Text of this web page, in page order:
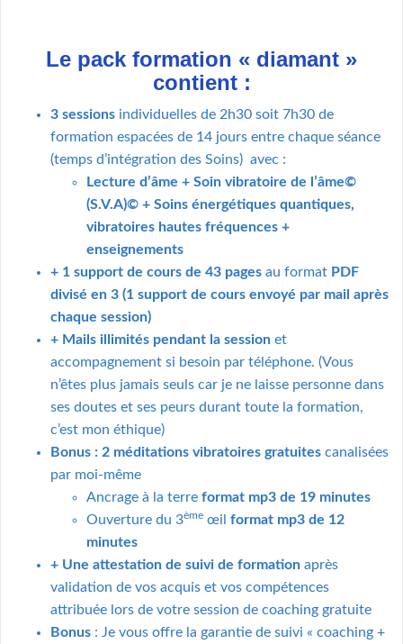
Le pack formation « diamant »
contient :
3 sessions individuelles de 2h30 soit 7h30 de
formation espacées de 14 jours entre chaque séance
(temps d’intégration des Soins) avec :
Lecture d’âme + Soin vibratoire de l’âme©
(S.V.A)© + Soins énergétiques quantiques,
vibratoires hautes fréquences +
enseignements
+ 1 support de cours de 43 pages au format PDF
divisé en 3 (1 support de cours envoyé par mail après
chaque session)
+ Mails illimités pendant la session et
accompagnement si besoin par téléphone. (Vous
n’êtes plus jamais seuls car je ne laisse personne dans
ses doutes et ses peurs durant toute la formation,
c’est mon éthique)
Bonus : 2 méditations vibratoires gratuites canalisées
par moi-même
Ancrage à la terre format mp3 de 19 minutes
Ouverture du 3ème œil format mp3 de 12
minutes
+ Une attestation de suivi de formation après
validation de vos acquis et vos compétences
attribuée lors de votre session de coaching gratuite
Bonus : Je vous offre la garantie de suivi « coaching +